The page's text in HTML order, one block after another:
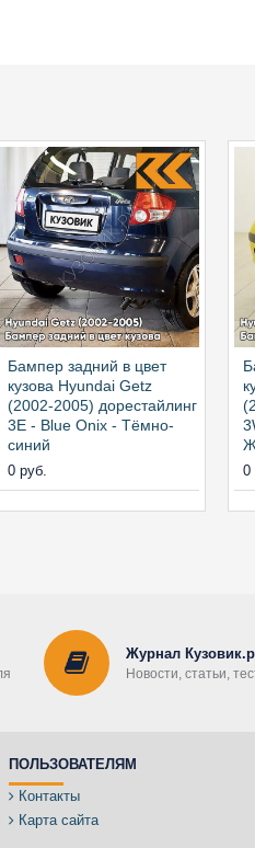
Бампер задний в цвет
кузова Hyundai Getz
(2002-2005) дорестайлинг
3E - Blue Onix - Тёмно-
синий
0 руб. 0
Журнал
Новости, статьи,
ПОЛЬЗОВАТЕЛЯМ
Контакты
Карта сайта